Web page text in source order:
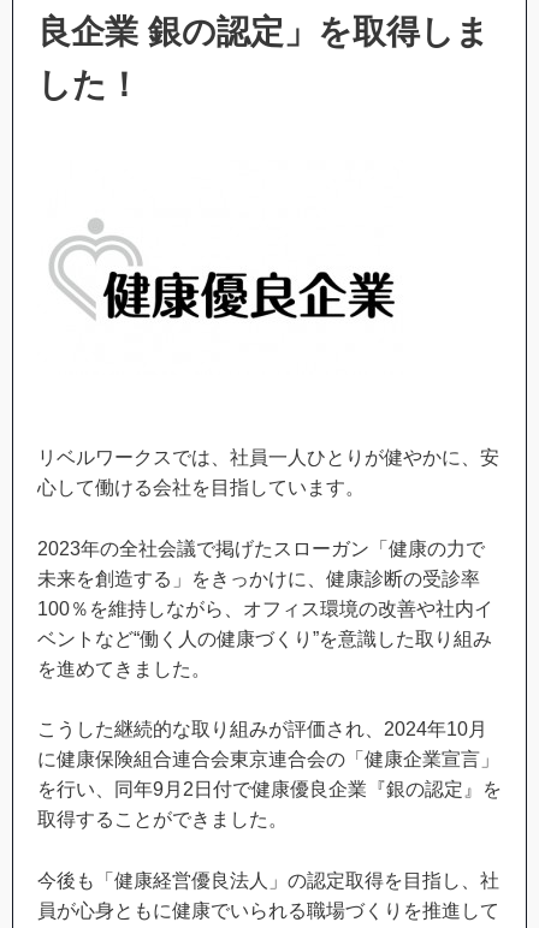
良企業 銀の認定」を取得しま
した！
リベルワークスでは、社員一人ひとりが健やかに、安
心して働ける会社を目指しています。
2023年の全社会議で掲げたスローガン「健康の力で
未来を創造する」をきっかけに、健康診断の受診率
100％を維持しながら、オフィス環境の改善や社内イ
ベントなど“働く人の健康づくり”を意識した取り組み
を進めてきました。
こうした継続的な取り組みが評価され、2024年10月
に健康保険組合連合会東京連合会の「健康企業宣言」
を行い、同年9月2日付で健康優良企業『銀の認定』を
取得することができました。
今後も「健康経営優良法人」の認定取得を目指し、社
員が心身ともに健康でいられる職場づくりを推進して